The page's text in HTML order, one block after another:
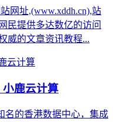
网址,(www.xddh.cn),站
民提供多达数亿的访问
威的文章资讯教程...
小鹿云计算
名的香港数据中心，集成